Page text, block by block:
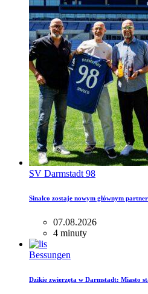
SV Darmstadt 98
Sinalco zostaje nowym głównym
07.08.2026
4 minuty
Bessungen
Dzikie zwierzęta w Darmstadt: Miasto